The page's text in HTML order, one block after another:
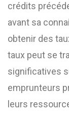
crédits
avant sa
obtenir des
taux peut se
significatives
emprunteurs
leurs